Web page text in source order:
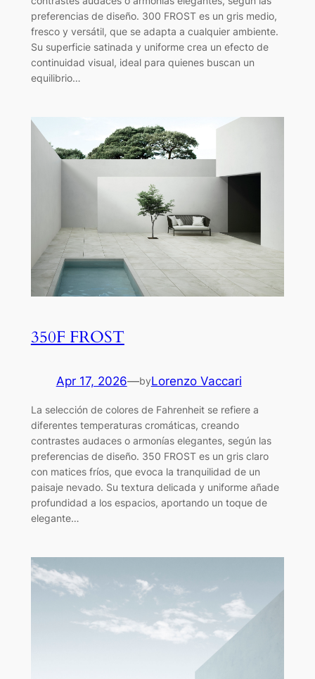
preferencias de diseño. 300 FROST es un gris medio,
fresco y versátil, que se adapta a cualquier ambiente.
Su superficie satinada y uniforme crea un efecto de
continuidad visual, ideal para quienes buscan un
equilibrio…
350F FROST
Apr 17, 2026—byLorenzo Vaccari
La selección de colores de Fahrenheit se refiere a
diferentes temperaturas cromáticas, creando
contrastes audaces o armonías elegantes, según las
preferencias de diseño. 350 FROST es un gris claro
con matices fríos, que evoca la tranquilidad de un
paisaje nevado. Su textura delicada y uniforme añade
profundidad a los espacios, aportando un toque de
elegante…